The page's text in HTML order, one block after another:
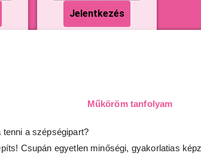
Jelentkezés
Műköröm tanfolyam
a szépségipart?
Csupán egyetlen minőségi, gyakorlatias